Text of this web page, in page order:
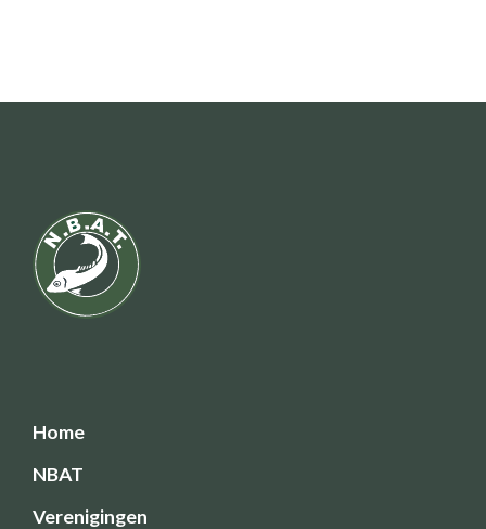
Home
NBAT
Verenigingen